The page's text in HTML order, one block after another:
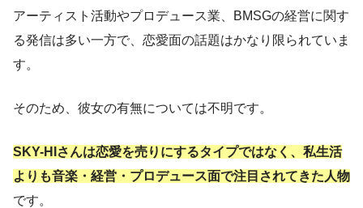
アーティスト活動やプロデュース業、BMSGの経営に関す
る発信は多い一方で、恋愛面の話題はかなり限られていま
す。
そのため、彼女の有無については不明です。
SKY-HIさんは恋愛を売りにするタイプではなく、私生活
よりも音楽・経営・プロデュース面で注目されてきた人物
です。